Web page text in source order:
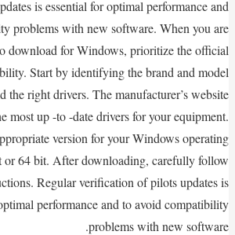
is essential for optimal performance and
problems with new software. When you are
download for Windows, prioritize the official
Start by identifying the brand and model
the right drivers. The manufacturer’s website
most up -to -date drivers for your equipment.
version for your Windows operating
or 64 bit. After downloading, carefully follow
Regular verification of pilots updates is
performance and to avoid compatibility
problems with new software.